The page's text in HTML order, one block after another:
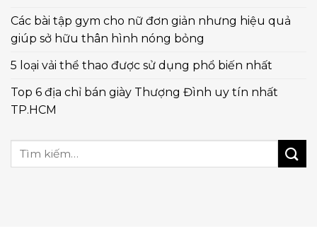
Các bài tập gym cho nữ đơn giản nhưng hiệu quả
giúp sở hữu thân hình nóng bỏng
5 loại vải thể thao được sử dụng phổ biến nhất
Top 6 địa chỉ bán giày Thượng Đình uy tín nhất
TP.HCM